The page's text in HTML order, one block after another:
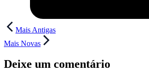
Navegação
de
Mais Antigas
Mais Novas
Deixe um comentário